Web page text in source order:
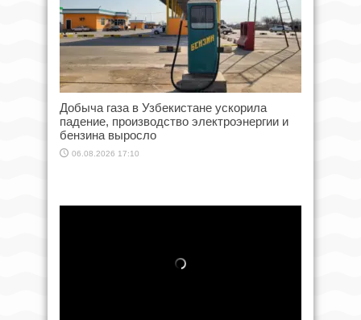
Добыча газа в Узбекистане ускорила
падение, производство электроэнергии и
бензина выросло
06.08.2026 17:10